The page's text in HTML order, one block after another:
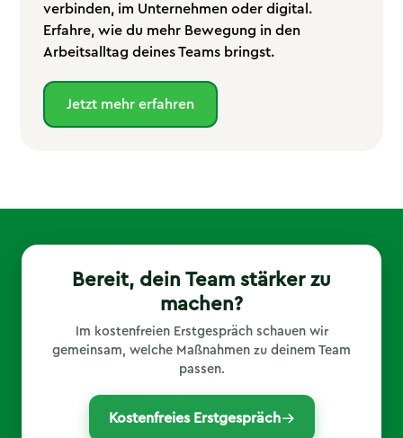
verbinden, im Unternehmen oder digital.
Erfahre, wie du mehr Bewegung in den
Arbeitsalltag deines Teams bringst.
Jetzt mehr erfahren
Bereit, dein Team stärker zu
machen?
Im kostenfreien Erstgespräch schauen wir
gemeinsam, welche Maßnahmen zu deinem Team
passen.
Kostenfreies Erstgespräch